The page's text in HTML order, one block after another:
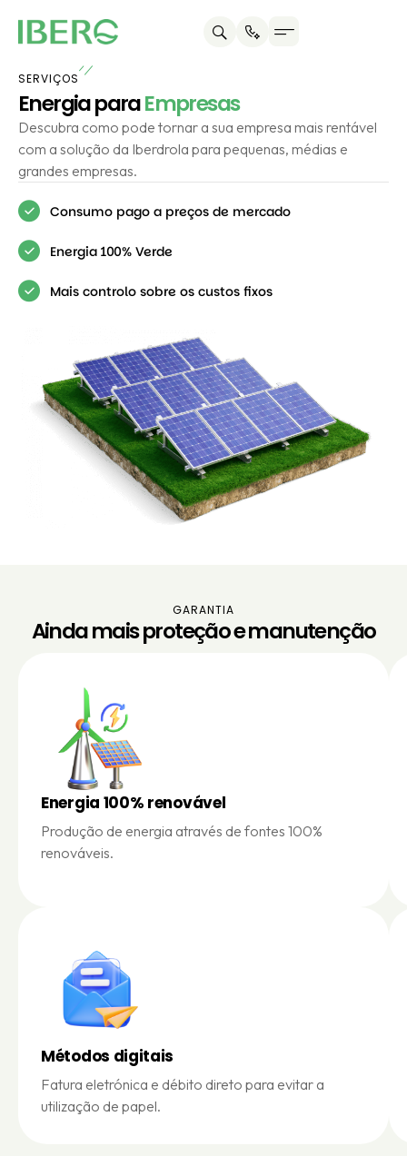
SERVIÇOS
Energia paraEmpresas
Descubra como pode tornar a sua empresa mais rentável
com a solução da Iberdrola para pequenas, médias e
grandes empresas.
Consumo pago a preços de mercado
Energia 100% Verde
Mais controlo sobre os custos fixos
GARANTIA
Ainda mais proteção e manutenção
Energia 100% renovável
Produção de energia através de fontes 100%
renováveis.
Métodos digitais
Fatura eletrónica e débito direto para evitar a
utilização de papel.